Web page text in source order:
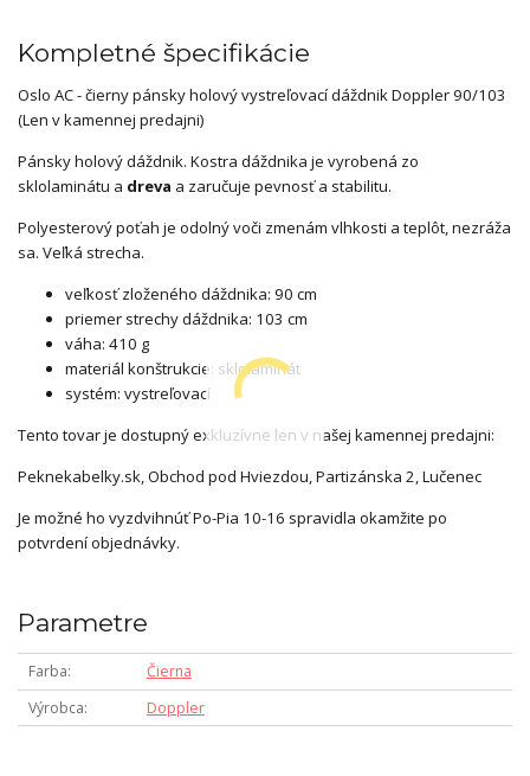
Kompletné špecifikácie
Oslo AC - čierny pánsky holový vystreľovací dáždnik Doppler 90/103
(Len v kamennej predajni)
Pánsky holový dáždnik. Kostra dáždnika je vyrobená zo
sklolaminátu a dreva a zaručuje pevnosť a stabilitu.
Polyesterový poťah je odolný voči zmenám vlhkosti a teplôt, nezráža
sa. Veľká strecha.
veľkosť zloženého dáždnika: 90 cm
priemer strechy dáždnika: 103 cm
váha: 410 g
materiál konštrukcie: sklolaminát
systém: vystreľovací
Tento tovar je dostupný exkluzívne len v našej kamennej predajni:
Peknekabelky.sk, Obchod pod Hviezdou, Partizánska 2, Lučenec
Je možné ho vyzdvihnúť Po-Pia 10-16 spravidla okamžite po
potvrdení objednávky.
Parametre
Farba
Čierna
Výrobca
Doppler